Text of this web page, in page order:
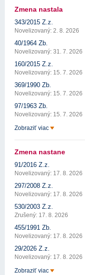
Zmena nastala
343/2015 Z.z.
Novelizovaný: 2. 8. 2026
40/1964 Zb.
Novelizovaný: 31. 7. 2026
160/2015 Z.z.
Novelizovaný: 15. 7. 2026
369/1990 Zb.
Novelizovaný: 15. 7. 2026
97/1963 Zb.
Novelizovaný: 15. 7. 2026
Zobraziť viac
Zmena nastane
91/2016 Z.z.
Novelizovaný: 17. 8. 2026
297/2008 Z.z.
Novelizovaný: 17. 8. 2026
530/2003 Z.z.
Zrušený: 17. 8. 2026
455/1991 Zb.
Novelizovaný: 17. 8. 2026
29/2026 Z.z.
Novelizovaný: 17. 8. 2026
Zobraziť viac